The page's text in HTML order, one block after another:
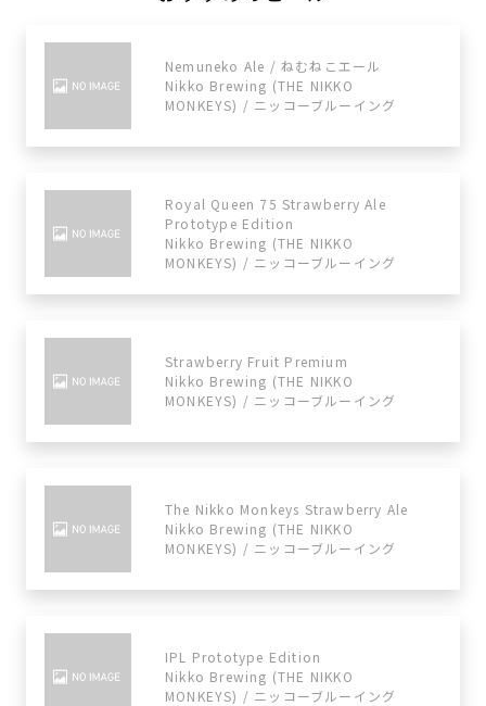
Nemuneko Ale / ねむねこエール
Nikko Brewing (THE NIKKO
MONKEYS) / ニッコーブルーイング
Royal Queen 75 Strawberry Ale
Prototype Edition
Nikko Brewing (THE NIKKO
MONKEYS) / ニッコーブルーイング
Strawberry Fruit Premium
Nikko Brewing (THE NIKKO
MONKEYS) / ニッコーブルーイング
The Nikko Monkeys Strawberry Ale
Nikko Brewing (THE NIKKO
MONKEYS) / ニッコーブルーイング
IPL Prototype Edition
Nikko Brewing (THE NIKKO
MONKEYS) / ニッコーブルーイング